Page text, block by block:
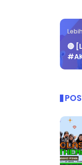
🔴
PROFESIONAL
KETUA